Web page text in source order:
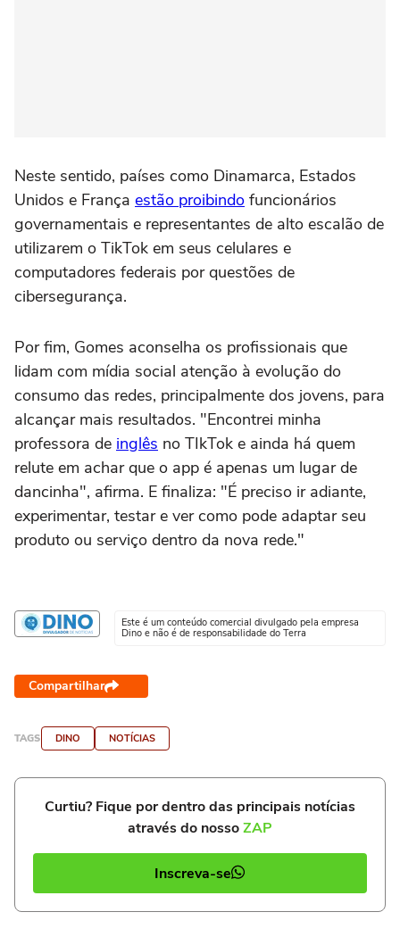
Neste sentido, países como Dinamarca, Estados
Unidos e França estão proibindo funcionários
governamentais e representantes de alto escalão de
utilizarem o TikTok em seus celulares e
computadores federais por questões de
cibersegurança.
Por fim, Gomes aconselha os profissionais que
lidam com mídia social atenção à evolução do
consumo das redes, principalmente dos jovens, para
alcançar mais resultados. "Encontrei minha
professora de inglês no TIkTok e ainda há quem
relute em achar que o app é apenas um lugar de
dancinha", afirma. E finaliza: "É preciso ir adiante,
experimentar, testar e ver como pode adaptar seu
produto ou serviço dentro da nova rede."
Este é um conteúdo comercial divulgado pela empresa
Dino e não é de responsabilidade do Terra
Compartilhar
TAGS DINO NOTÍCIAS
Curtiu? Fique por dentro das principais notícias
através do nossoZAP
Inscreva-se